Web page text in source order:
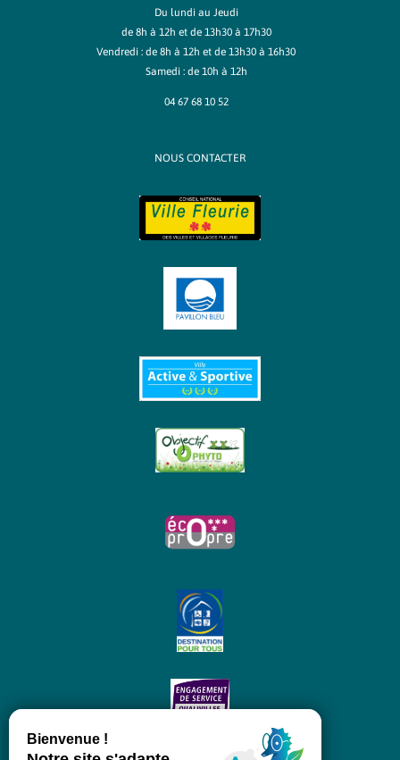
Du lundi au Jeudi
de 8h à 12h et de 13h30 à 17h30
Vendredi : de 8h à 12h et de 13h30 à 16h30
Samedi : de 10h à 12h
04 67 68 10 52
NOUS CONTACTER